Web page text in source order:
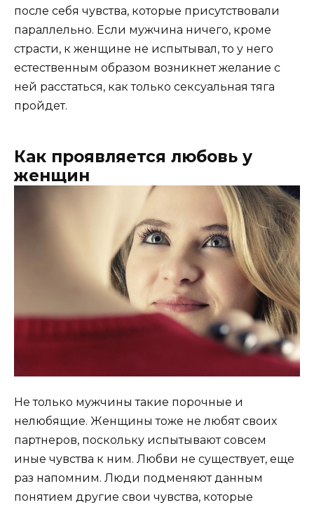
после себя чувства, которые присутствовали
параллельно. Если мужчина ничего, кроме
страсти, к женщине не испытывал, то у него
естественным образом возникнет желание с
ней расстаться, как только сексуальная тяга
пройдет.
Как проявляется любовь у
женщин
Не только мужчины такие порочные и
нелюбящие. Женщины тоже не любят своих
партнеров, поскольку испытывают совсем
иные чувства к ним. Любви не существует, еще
раз напомним. Люди подменяют данным
понятием другие свои чувства, которые